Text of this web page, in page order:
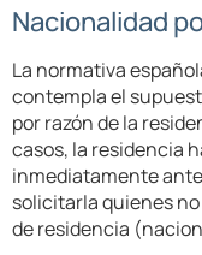
Nacionalidad
La normativa
contempla el
por razón de la
casos, la residencia
inmediatamente
solicitarla quienes
de residencia